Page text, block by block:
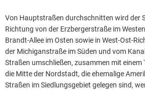
Von Hauptstraßen durchschnitten wird der
Richtung von der Erzbergerstraße im
Brandt-Allee im Osten sowie in West-Ost-
der Michiganstraße im Süden und vom
Straßen umschließen, zusammen mit einem
die Mitte der Nordstadt, die ehemalige
Straßen im Siedlungsgebiet gelegen sind,